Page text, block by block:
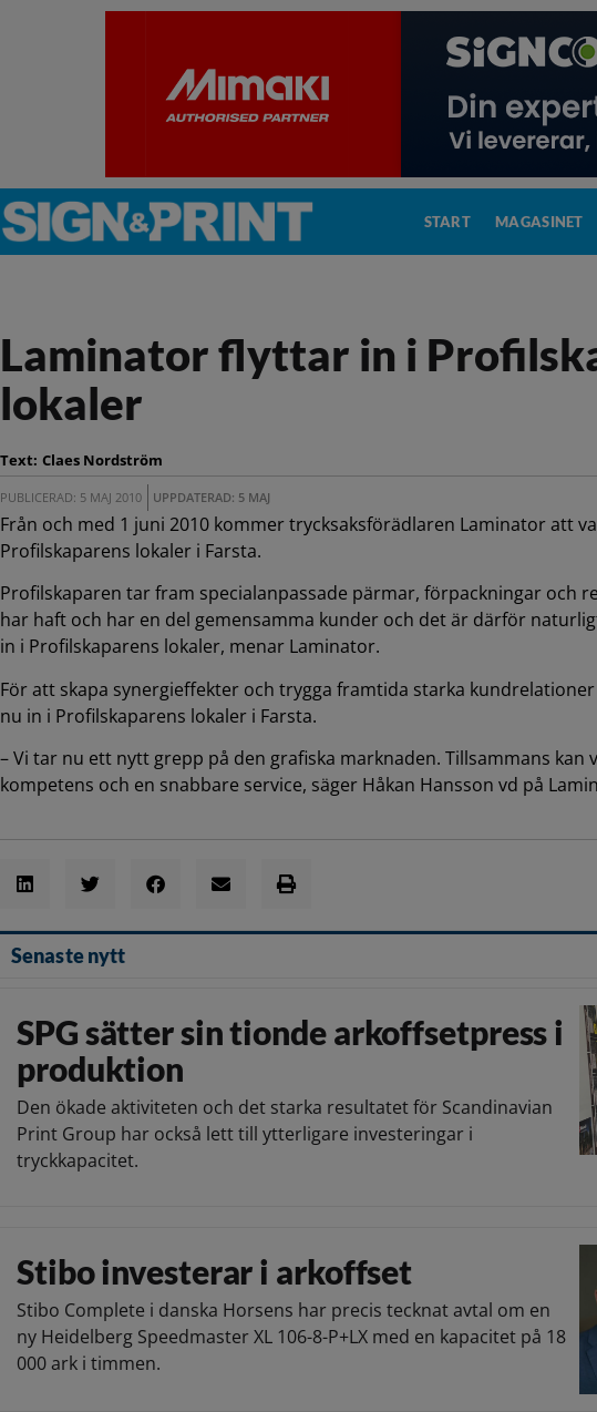
START MAGASINET
Laminator flyttar in i
lokaler
Text: Claes Nordström
PUBLICERAD: 5 MAJ 2010 UPPDATERAD: 5 MAJ
Från och med 1 juni 2010 kommer trycksaksförädlaren Laminator att
Profilskaparens lokaler i Farsta.
Profilskaparen tar fram specialanpassade pärmar, förpackningar och
har haft och har en del gemensamma kunder och det är därför
in i Profilskaparens lokaler, menar Laminator.
För att skapa synergieffekter och trygga framtida starka
nu in i Profilskaparens lokaler i Farsta.
– Vi tar nu ett nytt grepp på den grafiska marknaden. Tillsammans kan
kompetens och en snabbare service, säger Håkan Hansson vd på
Senaste nytt
SPG sätter sin tionde arkoffsetpress i
produktion
Den ökade aktiviteten och det starka resultatet för Scandinavian
Print Group har också lett till ytterligare investeringar i
tryckkapacitet.
Stibo investerar i arkoffset
Stibo Complete i danska Horsens har precis tecknat avtal om en
ny Heidelberg Speedmaster XL 106-8-P+LX med en kapacitet på 18
000 ark i timmen.